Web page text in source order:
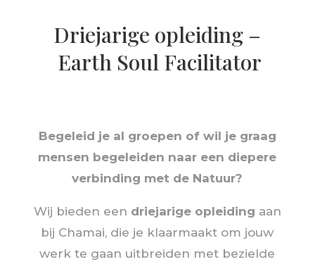
Driejarige opleiding –
Earth Soul Facilitator
Begeleid je al groepen of wil je graag
mensen begeleiden naar een diepere
verbinding met de Natuur?
Wij bieden een driejarige opleiding aan
bij Chamai, die je klaarmaakt om jouw
werk te gaan uitbreiden met bezielde